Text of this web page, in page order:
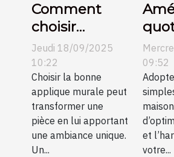
Comment
choisir
l’applique
murale
parfaite pour
votre espace
?
Jeudi 18/09/2025
10:22
Choisir la bonne
applique murale peut
transformer une
pièce en lui apportant
une ambiance unique.
Un...
09:52
et
votre...